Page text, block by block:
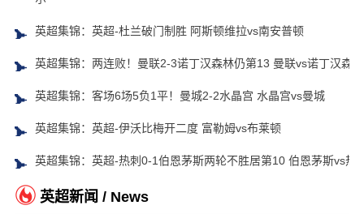
英超集锦：英超-杜兰破门制胜 阿斯顿维拉vs南安普顿
英超集锦：两连败！曼联2-3诺丁汉森林仍第13 曼联vs诺丁汉森林
英超集锦：客场6场5负1平！曼城2-2水晶宫 水晶宫vs曼城
英超集锦：英超-伊沃比梅开二度 富勒姆vs布莱顿
英超集锦：英超-热刺0-1伯恩茅斯两轮不胜居第10 伯恩茅斯vs热
英超新闻 / News